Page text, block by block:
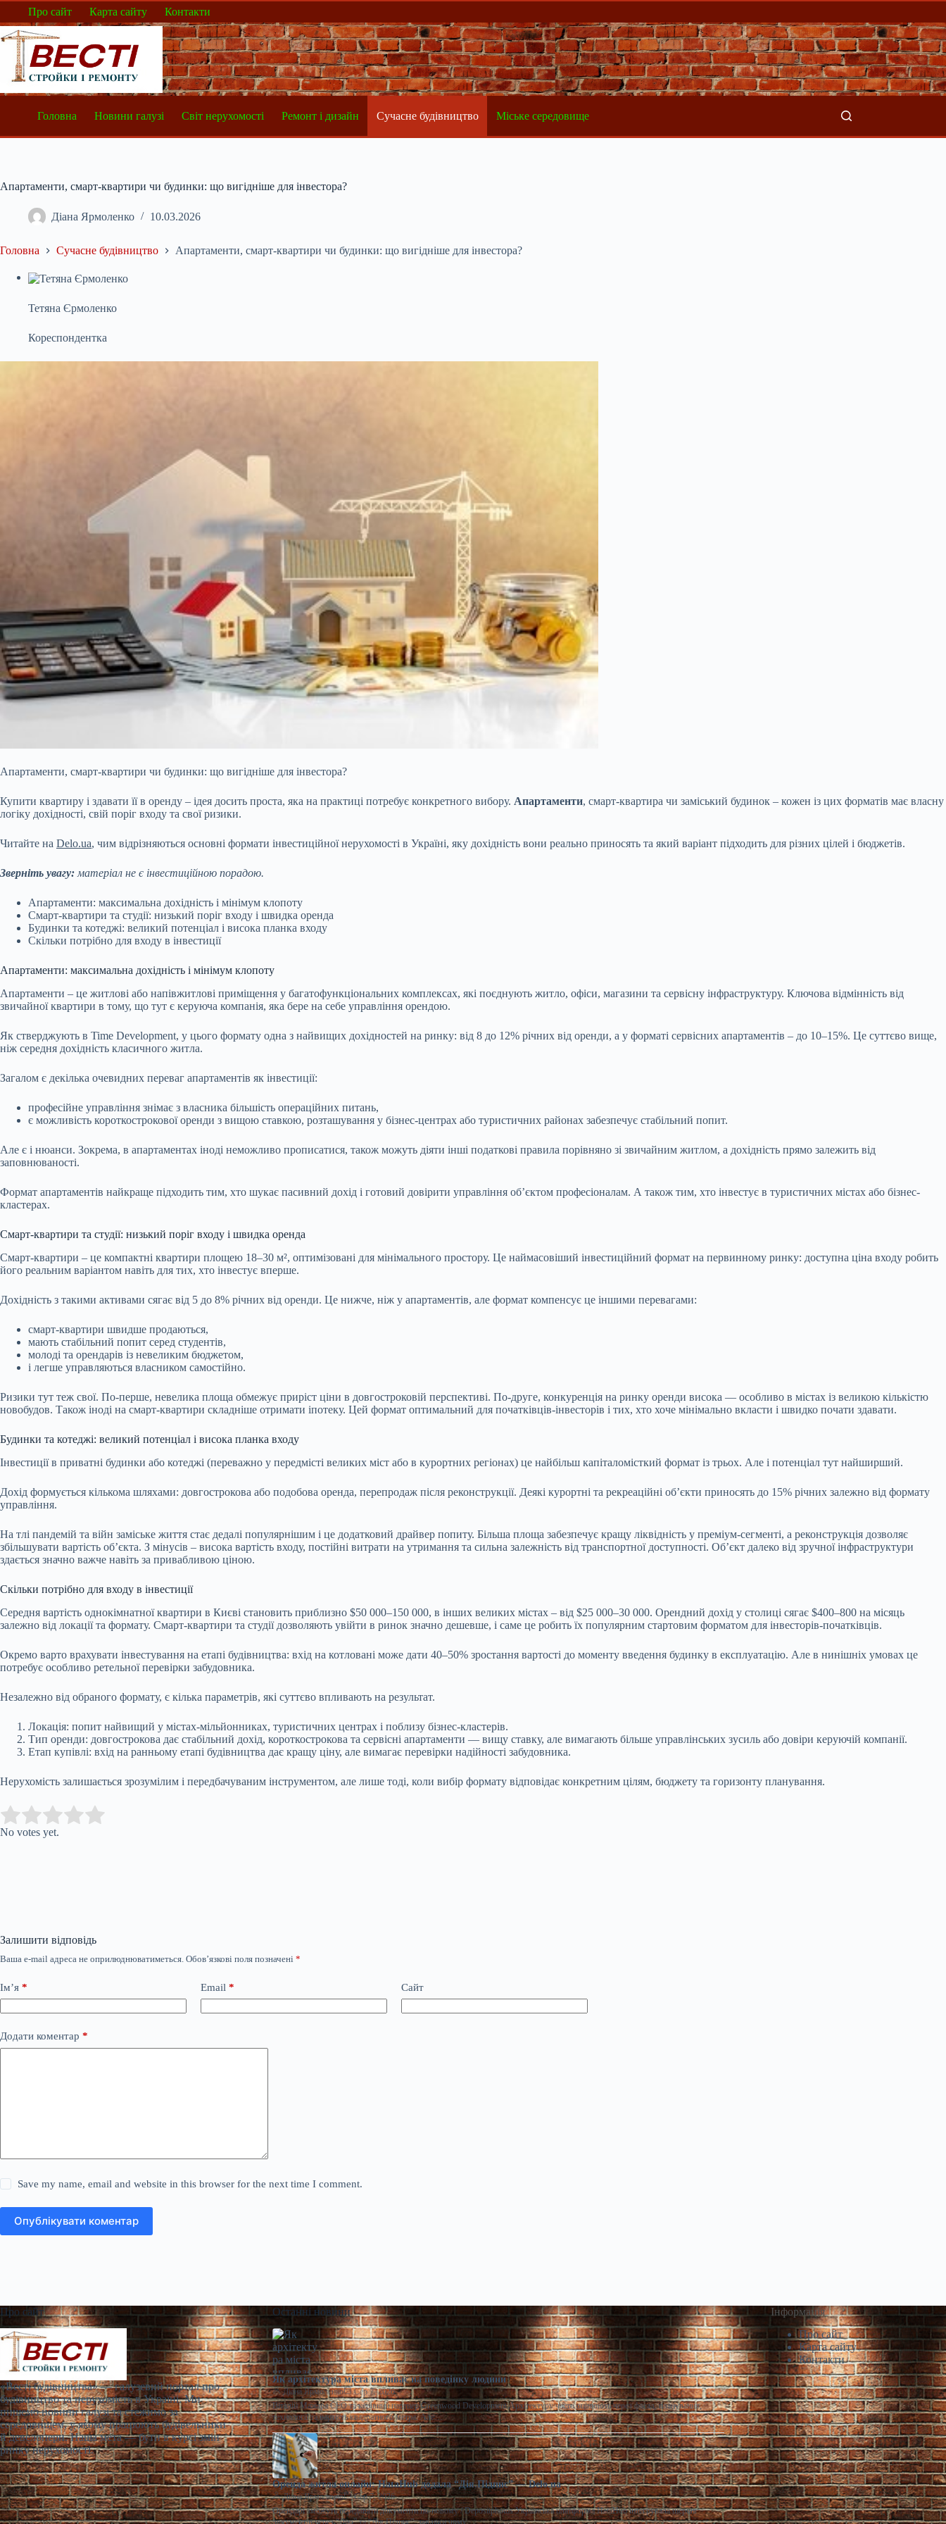
Перейти
вмісту
Про сайт Карта сайту Контакти
Головна Новини галузі Світ нерухомості Ремонт і дизайн Сучасне будівництво Міське середовище
Апартаменти, смарт-квартири чи будинки: що вигідніше для інвестора?
Діана Ярмоленко 10.03.2026
Головна Сучасне будівництво Апартаменти, смарт-квартири чи будинки: що вигідніше для інвестора?
Тетяна Єрмоленко
Кореспондентка
Апартаменти, смарт-квартири чи будинки: що вигідніше для інвестора?
Купити квартиру і здавати її в оренду – ідея досить проста, яка на практиці потребує конкретного вибору. Апартаменти, смарт-квартира чи заміський будинок – кожен із цих форматів має власну
логіку дохідності, свій поріг входу та свої ризики.
Читайте на Delo.ua, чим відрізняються основні формати інвестиційної нерухомості в Україні, яку дохідність вони реально приносять та який варіант підходить для різних цілей і бюджетів.
Зверніть увагу:матеріал не є інвестиційною порадою.
Апартаменти: максимальна дохідність і мінімум клопоту
Смарт-квартири та студії: низький поріг входу і швидка оренда
Будинки та котеджі: великий потенціал і висока планка входу
Скільки потрібно для входу в інвестиції
Апартаменти: максимальна дохідність і мінімум клопоту
Апартаменти – це житлові або напівжитлові приміщення у багатофункціональних комплексах, які поєднують житло, офіси, магазини та сервісну інфраструктуру. Ключова відмінність від
звичайної квартири в тому, що тут є керуюча компанія, яка бере на себе управління орендою.
Як стверджують в Time Development, у цього формату одна з найвищих дохідностей на ринку: від 8 до 12% річних від оренди, а у форматі сервісних апартаментів – до 10–15%. Це суттєво вище,
ніж середня дохідність класичного житла.
Загалом є декілька очевидних переваг апартаментів як інвестиції:
професійне управління знімає з власника більшість операційних питань,
є можливість короткострокової оренди з вищою ставкою, розташування у бізнес-центрах або туристичних районах забезпечує стабільний попит.
Але є і нюанси. Зокрема, в апартаментах іноді неможливо прописатися, також можуть діяти інші податкові правила порівняно зі звичайним житлом, а дохідність прямо залежить від
заповнюваності.
Формат апартаментів найкраще підходить тим, хто шукає пасивний дохід і готовий довірити управління об’єктом професіоналам. А також тим, хто інвестує в туристичних містах або бізнес-
кластерах.
Смарт-квартири та студії: низький поріг входу і швидка оренда
Смарт-квартири – це компактні квартири площею 18–30 м², оптимізовані для мінімального простору. Це наймасовіший інвестиційний формат на первинному ринку: доступна ціна входу робить
його реальним варіантом навіть для тих, хто інвестує вперше.
Дохідність з такими активами сягає від 5 до 8% річних від оренди. Це нижче, ніж у апартаментів, але формат компенсує це іншими перевагами:
смарт-квартири швидше продаються,
мають стабільний попит серед студентів,
молоді та орендарів із невеликим бюджетом,
і легше управляються власником самостійно.
Ризики тут теж свої. По-перше, невелика площа обмежує приріст ціни в довгостроковій перспективі. По-друге, конкуренція на ринку оренди висока — особливо в містах із великою кількістю
новобудов. Також іноді на смарт-квартири складніше отримати іпотеку. Цей формат оптимальний для початківців-інвесторів і тих, хто хоче мінімально вкласти і швидко почати здавати.
Будинки та котеджі: великий потенціал і висока планка входу
Інвестиції в приватні будинки або котеджі (переважно у передмісті великих міст або в курортних регіонах) це найбільш капіталомісткий формат із трьох. Але і потенціал тут найширший.
Дохід формується кількома шляхами: довгострокова або подобова оренда, перепродаж після реконструкції. Деякі курортні та рекреаційні об’єкти приносять до 15% річних залежно від формату
управління.
На тлі пандемій та війн заміське життя стає дедалі популярнішим і це додатковий драйвер попиту. Більша площа забезпечує кращу ліквідність у преміум-сегменті, а реконструкція дозволяє
збільшувати вартість об’єкта. З мінусів – висока вартість входу, постійні витрати на утримання та сильна залежність від транспортної доступності. Об’єкт далеко від зручної інфраструктури
здається значно важче навіть за привабливою ціною.
Скільки потрібно для входу в інвестиції
Середня вартість однокімнатної квартири в Києві становить приблизно $50 000–150 000, в інших великих містах – від $25 000–30 000. Орендний дохід у столиці сягає $400–800 на місяць
залежно від локації та формату. Смарт-квартири та студії дозволяють увійти в ринок значно дешевше, і саме це робить їх популярним стартовим форматом для інвесторів-початківців.
Окремо варто врахувати інвестування на етапі будівництва: вхід на котловані може дати 40–50% зростання вартості до моменту введення будинку в експлуатацію. Але в нинішніх умовах це
потребує особливо ретельної перевірки забудовника.
Незалежно від обраного формату, є кілька параметрів, які суттєво впливають на результат.
Локація: попит найвищий у містах-мільйонниках, туристичних центрах і поблизу бізнес-кластерів.
Тип оренди: довгострокова дає стабільний дохід, короткострокова та сервісні апартаменти — вищу ставку, але вимагають більше управлінських зусиль або довіри керуючій компанії.
Етап купівлі: вхід на ранньому етапі будівництва дає кращу ціну, але вимагає перевірки надійності забудовника.
Нерухомість залишається зрозумілим і передбачуваним інструментом, але лише тоді, коли вибір формату відповідає конкретним цілям, бюджету та горизонту планування.
Rate this item:
No votes yet.
Залишити відповідь
Ваша e-mail адреса не оприлюднюватиметься. Обов’язкові поля позначені *
Ім’я * Email * Сайт
Додати коментар *
Save my name, email and website in this browser for the next time I comment.
Опублікувати коментар
Про сайт
«Весті будівництва» — галузевий портал про
будівництво та нерухомість в Україні. Ми
пишемо новини галузі та стежимо за
середовищем, у якому працюють будівельники
й девелопери. Наша мета — бути в курсі змін
ринку нерухомості.
Останні новини
Як архітектура міста впливає на поведінку людини
Діана Ярмоленко
Сер 7, 2026
Віталій Мажара CEO та керівний партнер Greenwood Development Архітектуру часто оцінюють через фасад, планування,
технології та вартість квадратного метра. Але…
Оренда житла онлайн: HataHub додала “Дія.Підпис” — Delo.ua
Діана Ярмоленко
Сер 7, 2026
Орендарі зможуть передавати документи по-новому / Depositphotos Українська платформа HataHub інтегрувала шеринг
Інформація
Про сайт
Карта сайту
Контакти